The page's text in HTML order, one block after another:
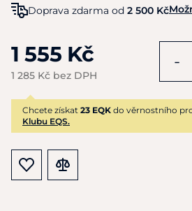
Doprava zdarma od 2 500 Kč
1 555 Kč
1 285 Kč bez DPH
-
Chcete získat 23 EQK do věrnostního
Klubu EQS.